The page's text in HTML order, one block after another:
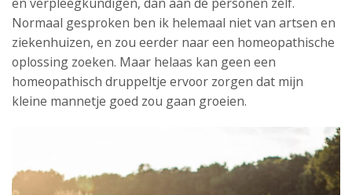
Normaal gesproken ben ik helemaal niet van artsen en
ziekenhuizen, en zou eerder naar een homeopathische
oplossing zoeken. Maar helaas kan geen een
homeopathisch druppeltje ervoor zorgen dat mijn
kleine mannetje goed zou gaan groeien.